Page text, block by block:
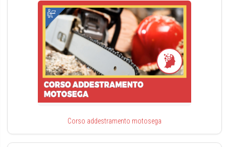
Corso addestramento motosega